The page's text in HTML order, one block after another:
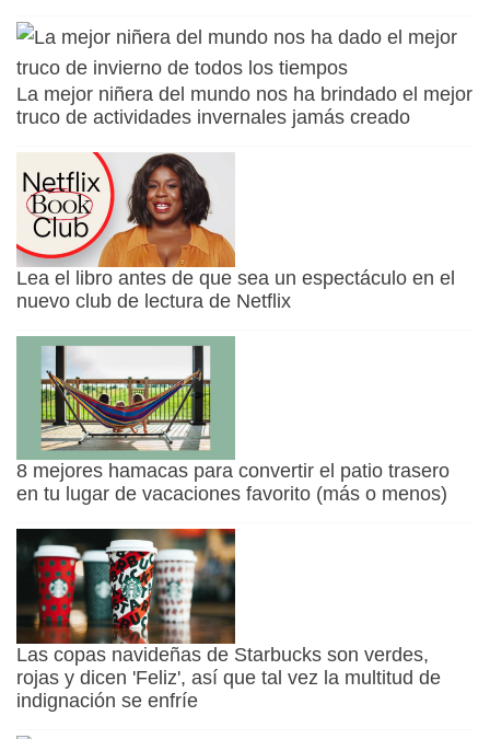
La mejor niñera del mundo nos ha brindado el mejor
truco de actividades invernales jamás creado
Lea el libro antes de que sea un espectáculo en el
nuevo club de lectura de Netflix
8 mejores hamacas para convertir el patio trasero
en tu lugar de vacaciones favorito (más o menos)
Las copas navideñas de Starbucks son verdes,
rojas y dicen 'Feliz', así que tal vez la multitud de
indignación se enfríe